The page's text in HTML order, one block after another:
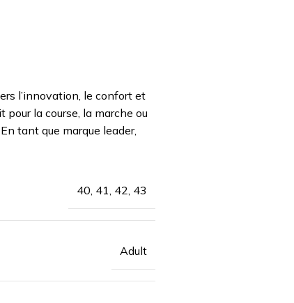
l’innovation, le confort et
la course, la marche ou
tant que marque leader,
40, 41, 42, 43
Adult